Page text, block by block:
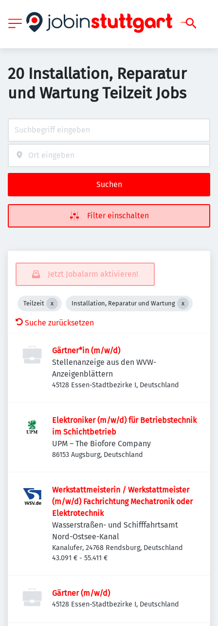
20 Installation, Reparatur
und Wartung Teilzeit Jobs
Suchen
Filter einschalten
Jetzt Jobalarm aktivieren!
Teilzeit Installation, Reparatur und Wartung
Suche zurücksetzen
Gärtner*in (m/w/d)
Stellenanzeige aus den WVW-
Anzeigenblättern
45128 Essen-Stadtbezirke I, Deutschland
Elektroniker (m/w/d) für Betriebstechnik
im Schichtbetrieb
UPM – The Biofore Company
86153 Augsburg, Deutschland
Werkstattmeisterin / Werkstattmeister
(m/w/d) Fachrichtung Mechatronik oder
Elektrotechnik
Wasserstraßen- und Schifffahrtsamt
Nord-Ostsee-Kanal
Kanalufer, 24768 Rendsburg, Deutschland
43.091 € - 55.411 €
Gärtner (m/w/d)
45128 Essen-Stadtbezirke I, Deutschland